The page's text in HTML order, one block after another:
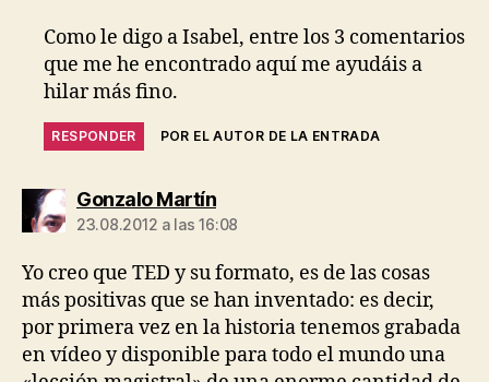
Como le digo a Isabel, entre los 3 comentarios
que me he encontrado aquí me ayudáis a
hilar más fino.
RESPONDER POR EL AUTOR DE LA ENTRADA
Gonzalo Martíndice:
23.08.2012 a las 16:08
Yo creo que TED y su formato, es de las cosas
más positivas que se han inventado: es decir,
por primera vez en la historia tenemos grabada
en vídeo y disponible para todo el mundo una